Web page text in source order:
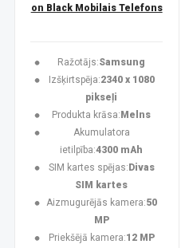
on Black Mobilais Telefons
Ražotājs:Samsung
Izšķirtspēja:2340 x 1080
pikseļi
Produkta krāsa: Melns
Akumulatora
ietilpība:4300 mAh
SIM kartes spējas: Divas
SIM kartes
Aizmugurējās kamera:50
MP
Priekšējā kamera:12 MP